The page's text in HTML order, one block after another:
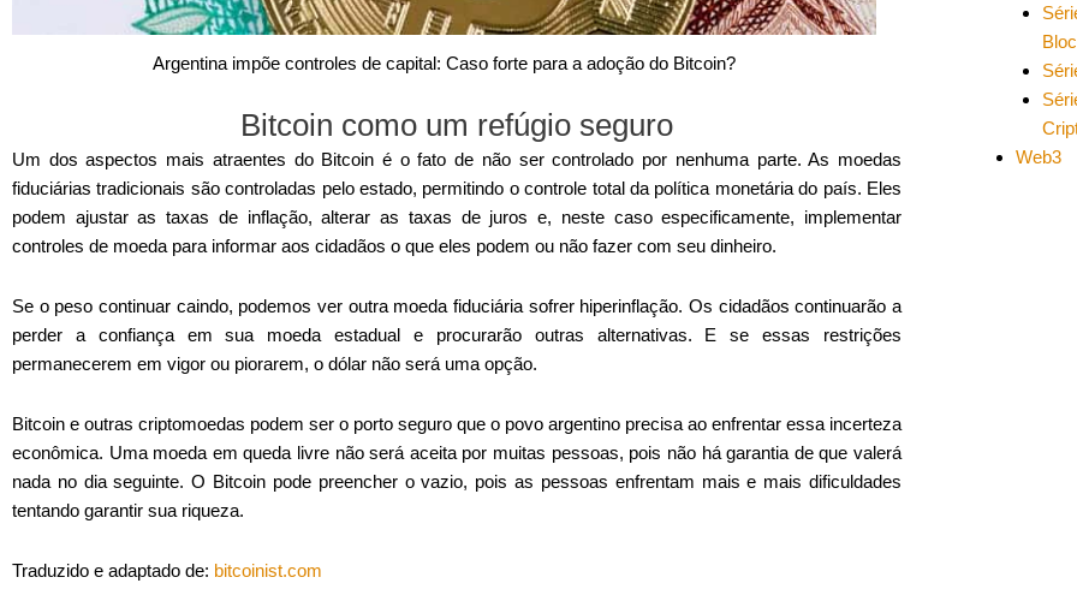
Argentina impõe controles de capital: Caso forte para a adoção do Bitcoin?
Bitcoin como um refúgio seguro
Um dos aspectos mais atraentes do Bitcoin é o fato de não ser controlado por nenhuma parte. As moedas
fiduciárias tradicionais são controladas pelo estado, permitindo o controle total da política monetária do país. Eles
podem ajustar as taxas de inflação, alterar as taxas de juros e, neste caso especificamente, implementar
controles de moeda para informar aos cidadãos o que eles podem ou não fazer com seu dinheiro.
Se o peso continuar caindo, podemos ver outra moeda fiduciária sofrer hiperinflação. Os cidadãos continuarão a
perder a confiança em sua moeda estadual e procurarão outras alternativas. E se essas restrições
permanecerem em vigor ou piorarem, o dólar não será uma opção.
Bitcoin e outras criptomoedas podem ser o porto seguro que o povo argentino precisa ao enfrentar essa incerteza
econômica. Uma moeda em queda livre não será aceita por muitas pessoas, pois não há garantia de que valerá
nada no dia seguinte. O Bitcoin pode preencher o vazio, pois as pessoas enfrentam mais e mais dificuldades
tentando garantir sua riqueza.
Traduzido e adaptado de: bitcoinist.com
Web3